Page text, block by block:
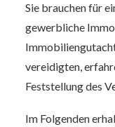
Sie brauchen für
gewerbliche
vereidigten,
Feststellung des
Im Folgenden